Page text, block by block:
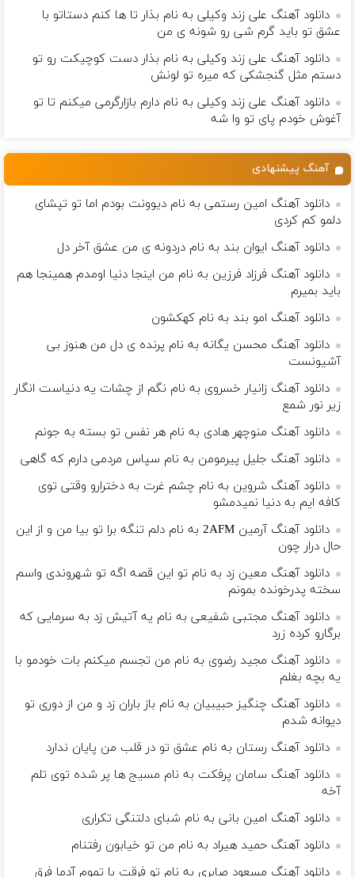
دانلود آهنگ علی زند وکیلی به نام بذار تا ها كنم دستاتو با
عشق تو باید گرم شی رو شونه ى من
دانلود آهنگ علی زند وکیلی به نام بذار دست كوچیكت رو تو
دستم مثل گنجشكی كه میره تو لونش
دانلود آهنگ علی زند وکیلی به نام دارم بازارگرمی میكنم تا تو
آغوش خودم پای تو وا شه
آهنگ پیشنهادی
دانلود آهنگ امین رستمی به نام دیوونت بودم اما تو تپشای
دلمو کم کردی
دانلود آهنگ ایوان بند به نام دردونه ی من عشق آخر دل
دانلود آهنگ فرزاد فرزین به نام ﻣﻦ اﻳﻨﺠﺎ دﻧﻴﺎ اوﻣﺪم ﻫﻤﻴﻨﺠﺎ ﻫﻢ
ﺑﺎﻳﺪ ﺑﻤﻴﺮم
دانلود آهنگ امو بند به نام کهکشون
دانلود آهنگ محسن یگانه به نام پرنده ی دل من هنوز بی
آشیونست
دانلود آهنگ زانیار خسروی به نام نگم از چشات یه دنیاست انگار
زیر نور شمع
دانلود آهنگ منوچهر هادی به نام هر نفس تو بسته به جونم
دانلود آهنگ جلیل پیرمومن به نام سپاس مردمی دارم که گاهی
دانلود آهنگ شروین به نام چشم غرت به دخترارو وقتی توی
کافه ایم به دنیا نمیدمشو
دانلود آهنگ آرمین 2AFM به نام دلم تنگه برا تو بیا من و از این
حال درار چون
دانلود آهنگ معین زد به نام تو این قصه اگه تو شهروندی واسم
سخته پدرخونده بمونم
دانلود آهنگ مجتبی شفیعی به نام یه آتیش زد به سرمایی که
برگارو کرده زرد
دانلود آهنگ مجید رضوی به نام من تجسم میکنم بات خودمو با
یه بچه بغلم
دانلود آهنگ چنگیز حبیبیان به نام باز باران زد و من از دوری تو
دیوانه شدم
دانلود آهنگ رستان به نام عشق تو در قلب من پایان ندارد
دانلود آهنگ سامان پرفکت به نام مسیج ها پر شده توی تلم
آخه
دانلود آهنگ امین بانی به نام شبای دلتنگی تکراری
دانلود آهنگ حمید هیراد به نام من تو خیابون رفتنام
دانلود آهنگ مسعود صابری به نام تو فرقت با تموم آدما فرق